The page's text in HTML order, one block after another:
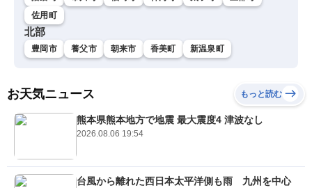
佐用町
北部
豊岡市 養父市 朝来市 香美町 新温泉町
お天気ニュース もっと読む
熊本県熊本地方で地震 最大震度4 津波なし
2026.08.06 19:54
台風から離れた西日本太平洋側も雨 九州を中心